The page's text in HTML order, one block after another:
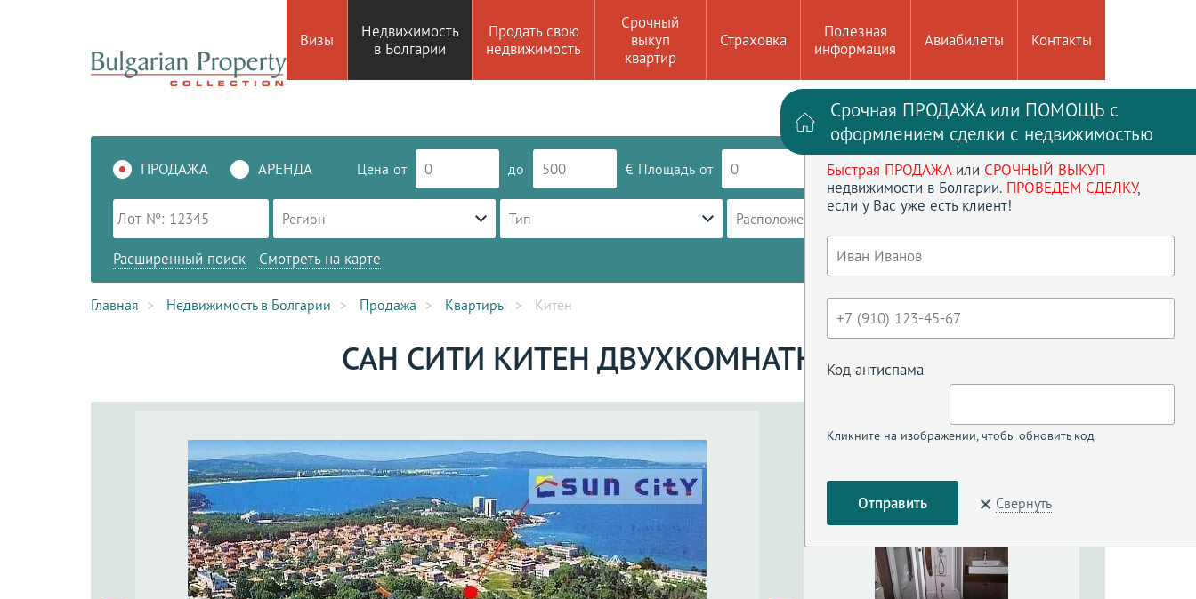
Визы
Недвижимость
в Болгарии
Продать свою
недвижимость
Срочный
выкуп
квартир
Страховка
Полезная
информация
Авиабилеты Контакты
Войти на сайт Регистрация
ПРОДАЖА АРЕНДА Цена от до € Площадь от до кв.м
Регион Тип Расположение Кол-во спален
Расширенный поиск Смотреть на карте
Главная Недвижимость в Болгарии Продажа Квартиры Китен
САН СИТИ КИТЕН ДВУХКОМНАТНАЯ
Срочная ПРОДАЖА или ПОМОЩЬ с
оформлением сделки с недвижимостью
Быстрая ПРОДАЖАили СРОЧНЫЙ ВЫКУП
недвижимости в Болгарии. ПРОВЕДЕМ СДЕЛКУ,
если у Вас уже есть клиент!
Код антиспама
Кликните на изображении, чтобы обновить код
Свернуть